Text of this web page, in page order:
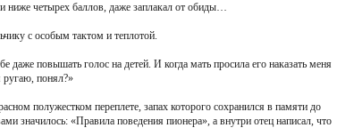
ниже четырех баллов, даже заплакал от обиды…
с особым тактом и теплотой.
повышать голос на детей. И когда мать просила его наказать меня
ругаю, понял?»
полужестком переплете, запах которого сохранился в памяти до
значилось: «Правила поведения пионера», а внутри отец написал, что